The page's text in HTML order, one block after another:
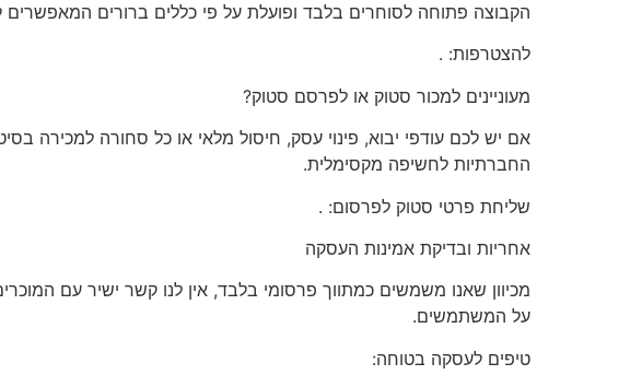
הקבוצה פתוחה לסוחרים בלבד ופועלת על פי כללים ברורים
להצטרפות: .
מעוניינים למכור סטוק או לפרסם סטוק?
אם יש לכם עודפי יבוא, פינוי עסק, חיסול מלאי או כל סחורה למכירה
החברתיות לחשיפה מקסימלית.
שליחת פרטי סטוק לפרסום: .
אחריות ובדיקת אמינות העסקה
מכיוון שאנו משמשים כמתווך פרסומי בלבד, אין לנו קשר ישיר עם
על המשתמשים.
טיפים לעסקה בטוחה: